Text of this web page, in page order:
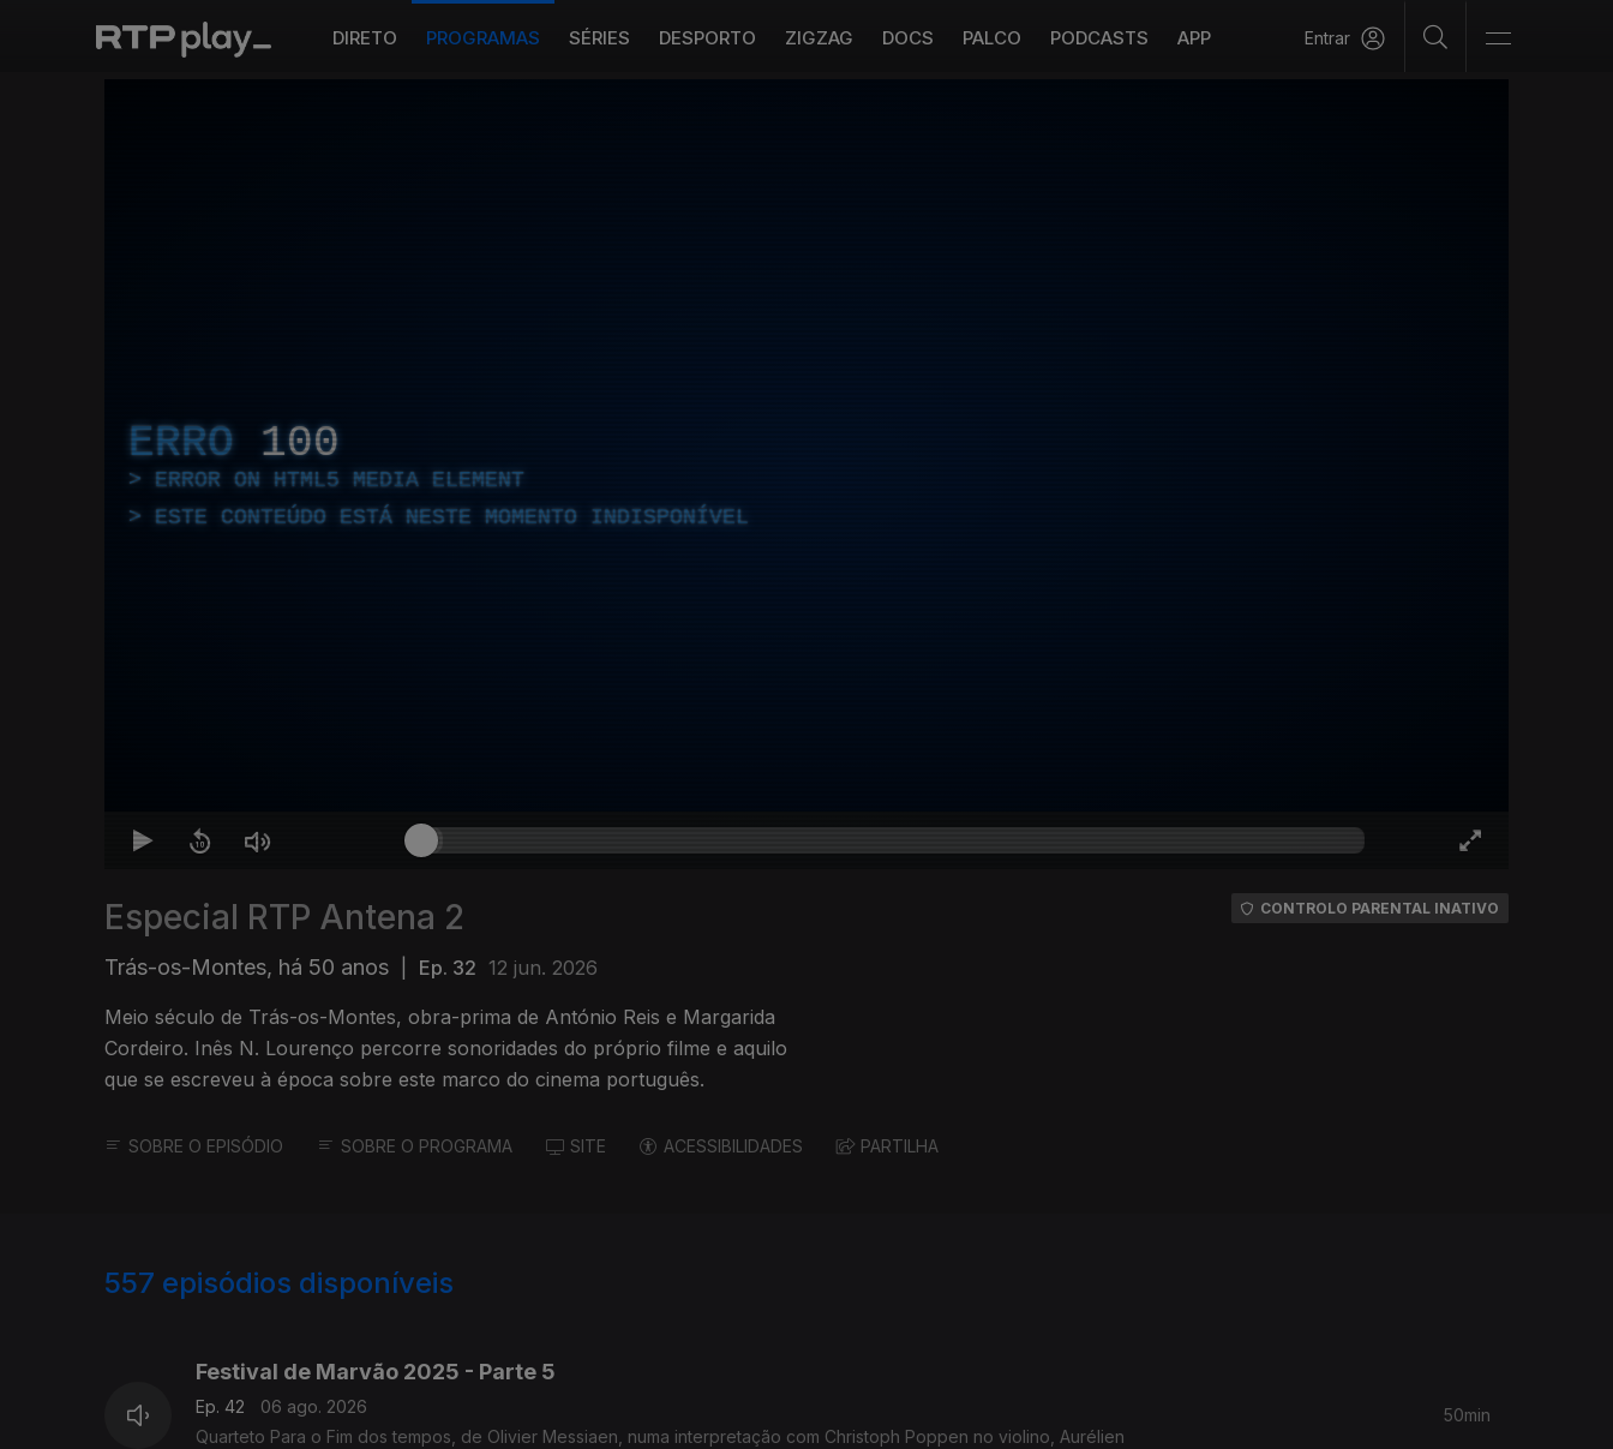
DIRETO PROGRAMAS SÉRIES DESPORTO ZIGZAG DOCS PALCO PODCASTS APP Entrar
ERRO 100
ERROR ON HTML5 MEDIA ELEMENT
ESTE CONTEÚDO ESTÁ NESTE MOMENTO INDISPONÍVEL
Especial RTP Antena 2
Trás-os-Montes, há 50 anos Ep. 32 12 jun. 2026
Meio século de Trás-os-Montes, obra-prima de António Reis e Margarida
Cordeiro. Inês N. Lourenço percorre sonoridades do próprio filme e aquilo
que se escreveu à época sobre este marco do cinema português.
CONTROLO PARENTAL INATIVO
SOBRE O EPISÓDIO SOBRE O PROGRAMA SITE ACESSIBILIDADES PARTILHA
557 episódios disponíveis
Festival de Marvão 2025 - Parte 5
Ep. 42
06 ago. 2026
Quarteto Para o Fim dos tempos, de Olivier Messiaen, numa interpretação com Christoph Poppen no violino, Aurélien
50min